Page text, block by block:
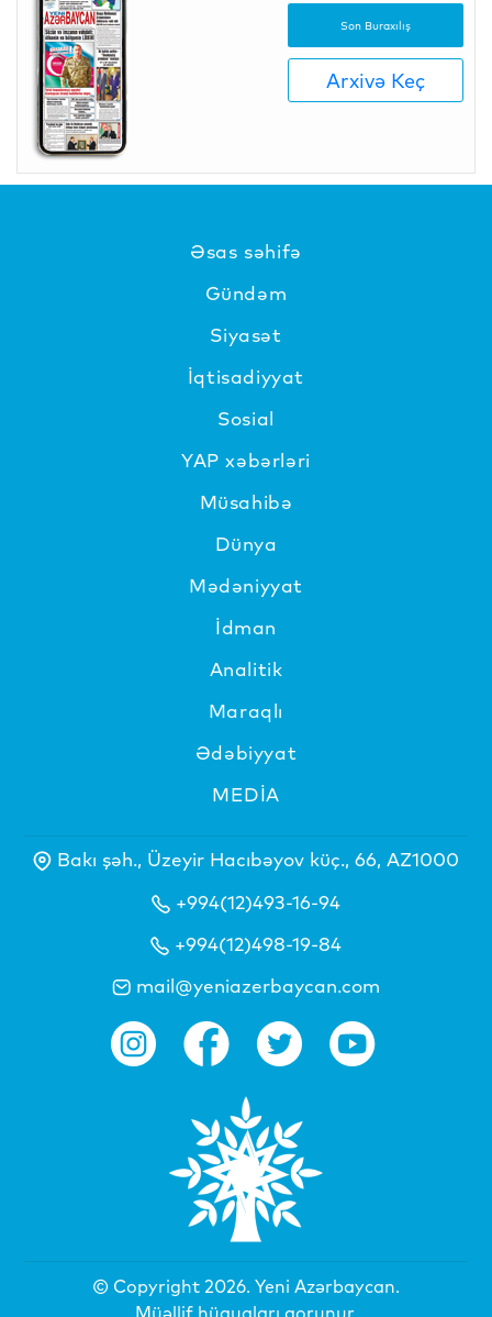
Son Buraxılış
Arxivə Keç
Əsas səhifə
Gündəm
Siyasət
İqtisadiyyat
Sosial
YAP xəbərləri
Müsahibə
Dünya
Mədəniyyat
İdman
Analitik
Maraqlı
Ədəbiyyat
MEDİA
Bakı şəh., Üzeyir Hacıbəyov küç., 66, AZ1000
+994(12)493-16-94
+994(12)498-19-84
mail@yeniazerbaycan.com
© Copyright 2026. Yeni Azərbaycan.